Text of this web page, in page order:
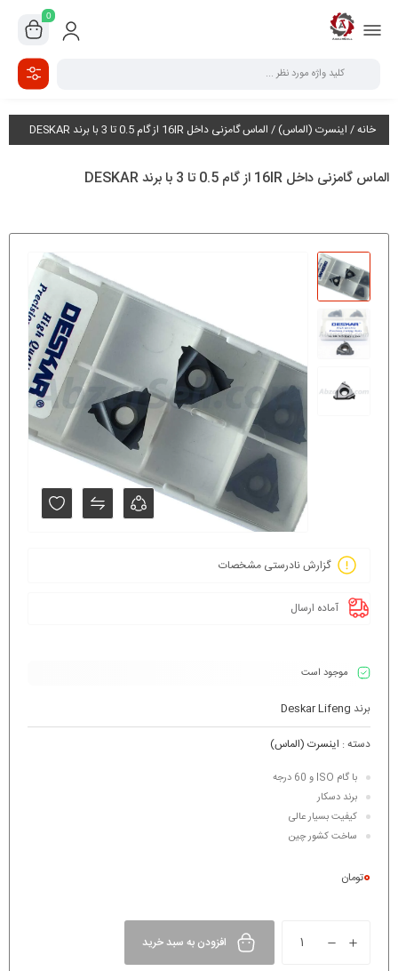
0
خانه/ اینسرت (الماس) / الماس گامزنی داخل 16IR از گام 0.5 تا 3 با برند DESKAR
الماس گامزنی داخل 16IR از گام 0.5 تا 3 با برند DESKAR
گزارش نادرستی مشخصات
آماده ارسال
موجود است
برند Deskar Lifeng
دسته : اینسرت (الماس)
با گام ISO و 60 درجه
برند دسکار
کیفیت بسیار عالی
ساخت کشور چین
0تومان
افزودن به سبد خرید